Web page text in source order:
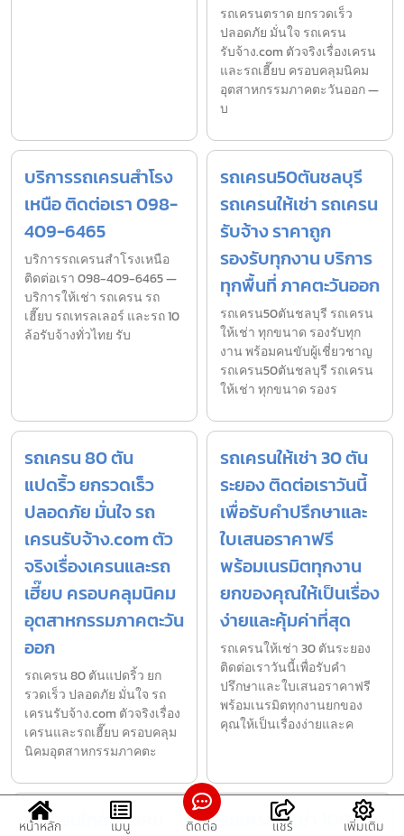
รถเครนตราด ยกรวดเร็ว
ปลอดภัย มั่นใจ รถเครน
รับจ้าง.com ตัวจริงเรื่องเครน
และรถเฮี๊ยบ ครอบคลุมนิคม
อุตสาหกรรมภาคตะวันออก —
บ
บริการรถเครนสำโรง
เหนือ ติดต่อเรา 098-
409-6465
บริการรถเครนสำโรงเหนือ
ติดต่อเรา 098-409-6465 —
บริการให้เช่า รถเครน รถ
เฮี๊ยบ รถเทรลเลอร์ และรถ 10
ล้อรับจ้างทั่วไทย รับ
รถเครน50ตันชลบุรี
รถเครนให้เช่า รถเครน
รับจ้าง ราคาถูก
รองรับทุกงาน บริการ
ทุกพื้นที่ ภาคตะวันออก
รถเครน50ตันชลบุรี รถเครน
ให้เช่า ทุกขนาด รองรับทุก
งาน พร้อมคนขับผู้เชี่ยวชาญ
รถเครน50ตันชลบุรี รถเครน
ให้เช่า ทุกขนาด รองร
รถเครน 80 ตัน
แปดริ้ว ยกรวดเร็ว
ปลอดภัย มั่นใจ รถ
เครนรับจ้าง.com ตัว
จริงเรื่องเครนและรถ
เฮี๊ยบ ครอบคลุมนิคม
อุตสาหกรรมภาคตะวัน
ออก
รถเครน 80 ตันแปดริ้ว ยก
รวดเร็ว ปลอดภัย มั่นใจ รถ
เครนรับจ้าง.com ตัวจริงเรื่อง
เครนและรถเฮี๊ยบ ครอบคลุม
นิคมอุตสาหกรรมภาคตะ
รถเครนให้เช่า 30 ตัน
ระยอง ติดต่อเราวันนี้
เพื่อรับคำปรึกษาและ
ใบเสนอราคาฟรี
พร้อมเนรมิตทุกงาน
ยกของคุณให้เป็นเรื่อง
ง่ายและคุ้มค่าที่สุด
รถเครนให้เช่า 30 ตันระยอง
ติดต่อเราวันนี้เพื่อรับคำ
ปรึกษาและใบเสนอราคาฟรี
พร้อมเนรมิตทุกงานยกของ
คุณให้เป็นเรื่องง่ายและค
รถเครนใกล้ฉันนิคม
รถเครนให้เช่า 100 ตัน
หน้าหลัก เมนู ติดต่อ แชร์ เพิ่มเติม